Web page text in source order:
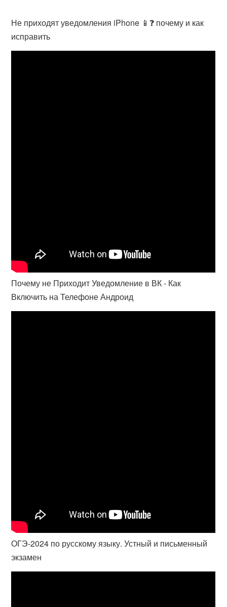
Не приходят уведомления iPhone 📱❓ почему и как
исправить
Почему не Приходит Уведомление в ВК - Как
Включить на Телефоне Андроид
ОГЭ-2024 по русскому языку. Устный и письменный
экзамен